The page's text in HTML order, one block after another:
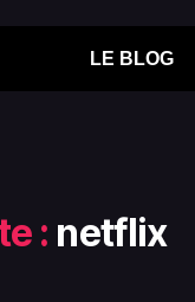
LE BLOG
: netflix